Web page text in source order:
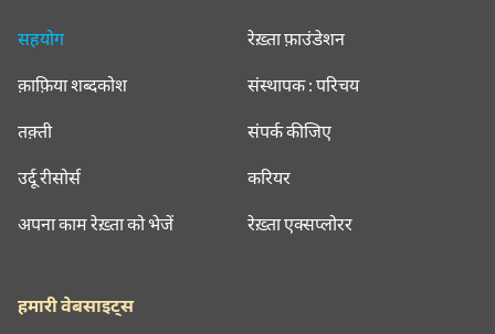
सहयोग
क़ाफ़िया शब्दकोश
तक़्ती
उर्दू रीसोर्स
अपना काम रेख़्ता को भेजें
रेख़्ता फ़ाउंडेशन
संस्थापक : परिचय
संपर्क कीजिए
करियर
रेख़्ता एक्सप्लोरर
हमारी वेबसाइट्स